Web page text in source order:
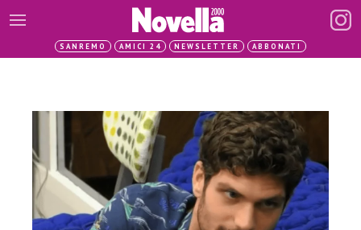
SANREMO AMICI 24 NEWSLETTER ABBONATI